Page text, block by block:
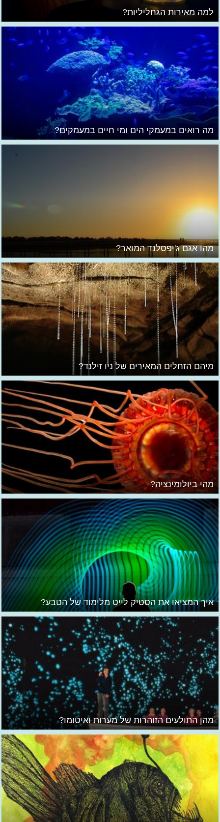
למה מאירות הגחליליות?
מה רואים במעמקי הים ומי חיים במעמקים?
מהו אגם ג'יפסלנד המואר?
מיהם הזחלים המאירים של ניו זילנד?
מהי ביולומינציה?
איך המציאו את הסטיק לייט מלימוד של הטבע?
מהן התולעים הזוהרות של מערות ואיטומו?